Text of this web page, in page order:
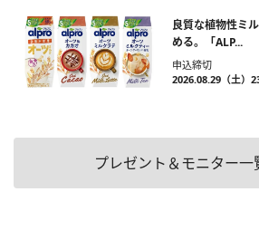
良質な植物性ミ
める。「ALP...
申込締切
2026.08.29（土）
プレゼント＆モニター一